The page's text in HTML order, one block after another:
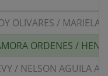
OLIVARES / MARIELA
ORDENES /
/ NELSON AGUILA